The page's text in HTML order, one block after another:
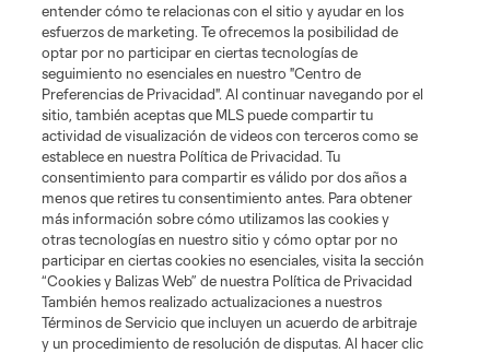
entender cómo te relacionas con el sitio y ayudar en los
esfuerzos de marketing. Te ofrecemos la posibilidad de
optar por no participar en ciertas tecnologías de
seguimiento no esenciales en nuestro "Centro de
Preferencias de Privacidad". Al continuar navegando por el
sitio, también aceptas que MLS puede compartir tu
actividad de visualización de videos con terceros como se
establece en nuestra Política de Privacidad. Tu
consentimiento para compartir es válido por dos años a
menos que retires tu consentimiento antes. Para obtener
más información sobre cómo utilizamos las cookies y
otras tecnologías en nuestro sitio y cómo optar por no
participar en ciertas cookies no esenciales, visita la sección
“Cookies y Balizas Web” de nuestra Política de Privacidad
También hemos realizado actualizaciones a nuestros
Términos de Servicio que incluyen un acuerdo de arbitraje
y un procedimiento de resolución de disputas. Al hacer clic